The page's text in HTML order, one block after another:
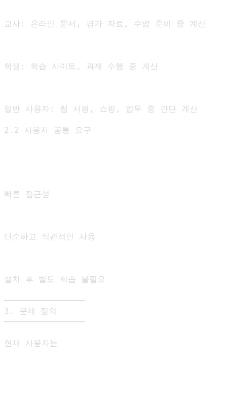
교사: 온라인 문서, 평가 자료, 수업 준비 중 계산
학생: 학습 사이트, 과제 수행 중 계산
일반 사용자: 웹 서핑, 쇼핑, 업무 중 간단 계산
2.2 사용자 공통 요구
빠른 접근성
단순하고 직관적인 사용
설치 후 별도 학습 불필요
────────────────
3. 문제 정의
────────────────
현재 사용자는